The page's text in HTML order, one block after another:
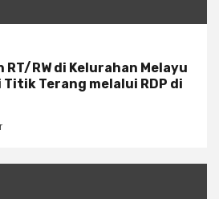
RT/RW di Kelurahan Melayu
Titik Terang melalui RDP di